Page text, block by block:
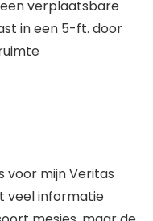
verplaatsbare
in een 5-ft. door
voor mijn Veritas
veel informatie